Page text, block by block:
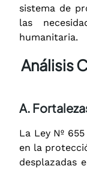
sistema de
las
humanitaria.
Análisis
A.
La Ley Nº
en la
desplazadas